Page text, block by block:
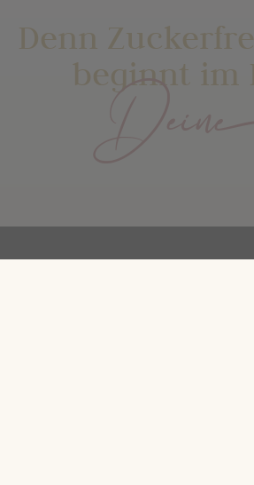
Denn
beginnt im
Deine